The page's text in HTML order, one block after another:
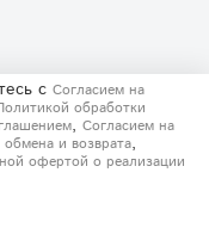
с Согласием на
обработки
, Согласием на
и возврата,
офертой о реализации